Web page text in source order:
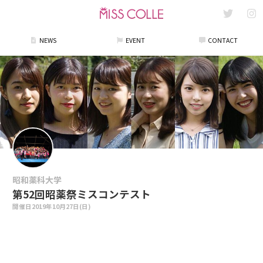
NEWS EVENT CONTACT
昭和薬科大学
第52回昭薬祭ミスコンテスト
開催日 2019年10月27日(日)